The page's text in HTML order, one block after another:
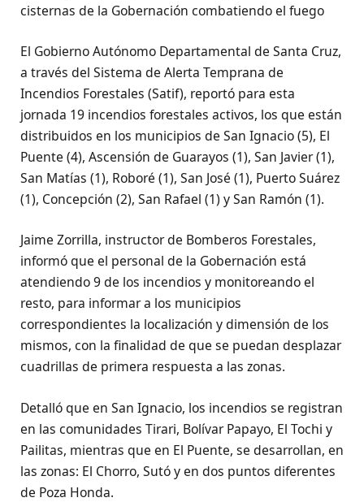
cisternas de la Gobernación combatiendo el fuego
El Gobierno Autónomo Departamental de Santa Cruz,
a través del Sistema de Alerta Temprana de
Incendios Forestales (Satif), reportó para esta
jornada 19 incendios forestales activos, los que están
distribuidos en los municipios de San Ignacio (5), El
Puente (4), Ascensión de Guarayos (1), San Javier (1),
San Matías (1), Roboré (1), San José (1), Puerto Suárez
(1), Concepción (2), San Rafael (1) y San Ramón (1).
Jaime Zorrilla, instructor de Bomberos Forestales,
informó que el personal de la Gobernación está
atendiendo 9 de los incendios y monitoreando el
resto, para informar a los municipios
correspondientes la localización y dimensión de los
mismos, con la finalidad de que se puedan desplazar
cuadrillas de primera respuesta a las zonas.
Detalló que en San Ignacio, los incendios se registran
en las comunidades Tirari, Bolívar Papayo, El Tochi y
Pailitas, mientras que en El Puente, se desarrollan, en
las zonas: El Chorro, Sutó y en dos puntos diferentes
de Poza Honda.